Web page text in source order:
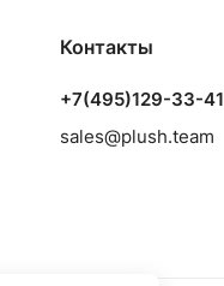
Контакты
+7(495)129-33-41
sales@plush.team